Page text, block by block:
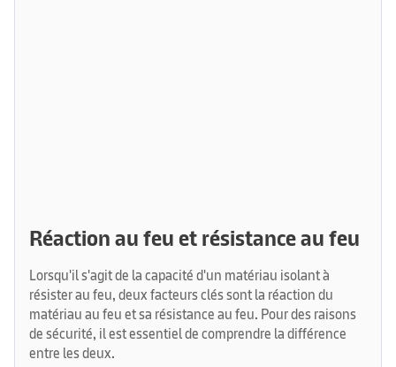
Réaction au feu et résistance au feu
Lorsqu'il s'agit de la capacité d'un matériau isolant à
résister au feu, deux facteurs clés sont la réaction du
matériau au feu et sa résistance au feu. Pour des raisons
de sécurité, il est essentiel de comprendre la différence
entre les deux.